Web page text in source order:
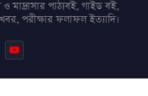
ও মাদ্রাসার পাঠ্যবই, গাইড বই,
পরীক্ষার ফলাফল ইত্যাদি।